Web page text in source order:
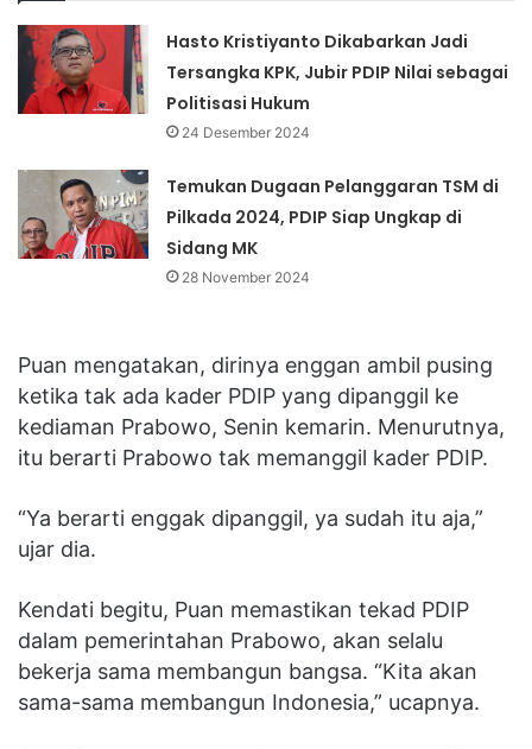
Hasto Kristiyanto Dikabarkan Jadi
Tersangka KPK, Jubir PDIP Nilai sebagai
Politisasi Hukum
24 Desember 2024
Temukan Dugaan Pelanggaran TSM di
Pilkada 2024, PDIP Siap Ungkap di
Sidang MK
28 November 2024
Puan mengatakan, dirinya enggan ambil pusing
ketika tak ada kader PDIP yang dipanggil ke
kediaman Prabowo, Senin kemarin. Menurutnya,
itu berarti Prabowo tak memanggil kader PDIP.
“Ya berarti enggak dipanggil, ya sudah itu aja,”
ujar dia.
Kendati begitu, Puan memastikan tekad PDIP
dalam pemerintahan Prabowo, akan selalu
bekerja sama membangun bangsa. “Kita akan
sama-sama membangun Indonesia,” ucapnya.